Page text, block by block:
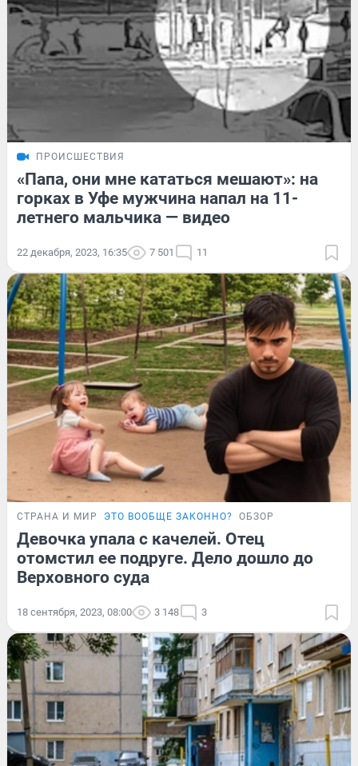
ПРОИСШЕСТВИЯ
«Папа, они мне кататься мешают»: на
горках в Уфе мужчина напал на 11-
летнего мальчика — видео
22 декабря, 2023, 16:35 7 501 11
СТРАНА И МИР ЭТО ВООБЩЕ ЗАКОННО? ОБЗОР
Девочка упала с качелей. Отец
отомстил ее подруге. Дело дошло до
Верховного суда
18 сентября, 2023, 08:00 3 148 3